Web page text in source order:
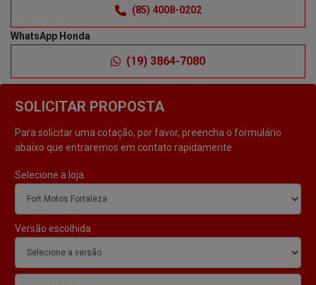
SOLICITAR PROPOSTA
Para solicitar uma cotação, por favor, preencha o formulário
abaixo que entraremos em contato rapidamente
Selecione a loja
Versão escolhida
(85) 4008-0202
WhatsApp Honda
(19) 3864-7080